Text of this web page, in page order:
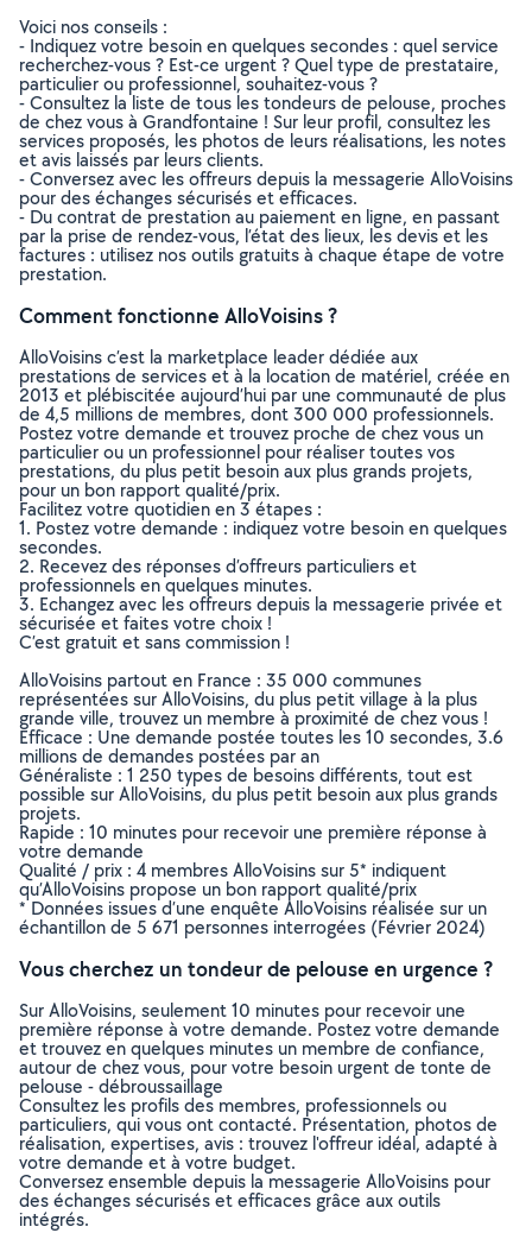
Voici nos conseils :
- Indiquez votre besoin en quelques secondes : quel service
recherchez-vous ? Est-ce urgent ? Quel type de prestataire,
particulier ou professionnel, souhaitez-vous ?
- Consultez la liste de tous les tondeurs de pelouse, proches
de chez vous à Grandfontaine ! Sur leur profil, consultez les
services proposés, les photos de leurs réalisations, les notes
et avis laissés par leurs clients.
- Conversez avec les offreurs depuis la messagerie AlloVoisins
pour des échanges sécurisés et efficaces.
- Du contrat de prestation au paiement en ligne, en passant
par la prise de rendez-vous, l’état des lieux, les devis et les
factures : utilisez nos outils gratuits à chaque étape de votre
prestation.
Comment fonctionne AlloVoisins ?
AlloVoisins c’est la marketplace leader dédiée aux
prestations de services et à la location de matériel, créée en
2013 et plébiscitée aujourd’hui par une communauté de plus
de 4,5 millions de membres, dont 300 000 professionnels.
Postez votre demande et trouvez proche de chez vous un
particulier ou un professionnel pour réaliser toutes vos
prestations, du plus petit besoin aux plus grands projets,
pour un bon rapport qualité/prix.
Facilitez votre quotidien en 3 étapes :
1. Postez votre demande : indiquez votre besoin en quelques
secondes.
2. Recevez des réponses d’offreurs particuliers et
professionnels en quelques minutes.
3. Echangez avec les offreurs depuis la messagerie privée et
sécurisée et faites votre choix !
C’est gratuit et sans commission !
AlloVoisins partout en France : 35 000 communes
représentées sur AlloVoisins, du plus petit village à la plus
grande ville, trouvez un membre à proximité de chez vous !
Efficace : Une demande postée toutes les 10 secondes, 3.6
millions de demandes postées par an
Généraliste : 1 250 types de besoins différents, tout est
possible sur AlloVoisins, du plus petit besoin aux plus grands
projets.
Rapide : 10 minutes pour recevoir une première réponse à
votre demande
Qualité / prix : 4 membres AlloVoisins sur 5* indiquent
qu’AlloVoisins propose un bon rapport qualité/prix
* Données issues d’une enquête AlloVoisins réalisée sur un
échantillon de 5 671 personnes interrogées (Février 2024)
Vous cherchez un tondeur de pelouse en urgence ?
Sur AlloVoisins, seulement 10 minutes pour recevoir une
première réponse à votre demande. Postez votre demande
et trouvez en quelques minutes un membre de confiance,
autour de chez vous, pour votre besoin urgent de tonte de
pelouse - débroussaillage
Consultez les profils des membres, professionnels ou
particuliers, qui vous ont contacté. Présentation, photos de
réalisation, expertises, avis : trouvez l'offreur idéal, adapté à
votre demande et à votre budget.
Conversez ensemble depuis la messagerie AlloVoisins pour
des échanges sécurisés et efficaces grâce aux outils
intégrés.